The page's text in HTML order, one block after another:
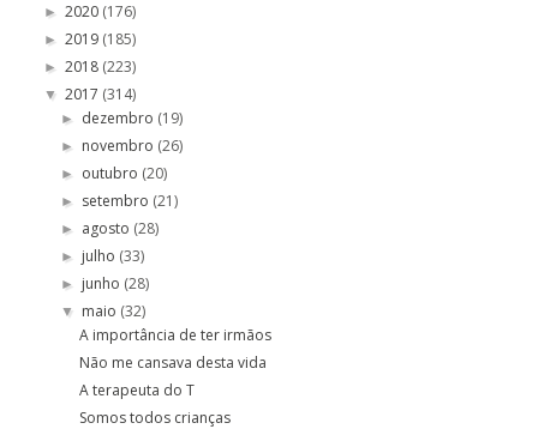
► 2020 (176)
► 2019 (185)
► 2018 (223)
▼ 2017 (314)
► dezembro (19)
► novembro (26)
► outubro (20)
► setembro (21)
► agosto (28)
► julho (33)
► junho (28)
▼ maio (32)
A importância de ter irmãos
Não me cansava desta vida
A terapeuta do T
Somos todos crianças